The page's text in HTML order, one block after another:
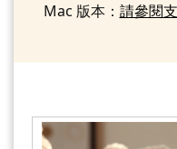
Mac 版本： 請參閱